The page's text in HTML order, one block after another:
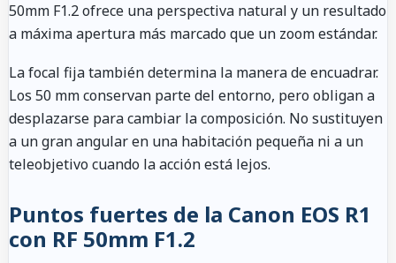
50mm F1.2 ofrece una perspectiva natural y un resultado
a máxima apertura más marcado que un zoom estándar.
La focal fija también determina la manera de encuadrar.
Los 50 mm conservan parte del entorno, pero obligan a
desplazarse para cambiar la composición. No sustituyen
a un gran angular en una habitación pequeña ni a un
teleobjetivo cuando la acción está lejos.
Puntos fuertes de la Canon EOS R1
con RF 50mm F1.2